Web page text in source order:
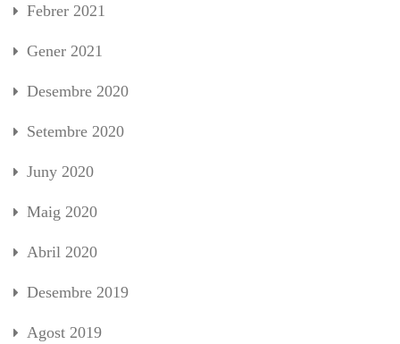
Febrer 2021
Gener 2021
Desembre 2020
Setembre 2020
Juny 2020
Maig 2020
Abril 2020
Desembre 2019
Agost 2019